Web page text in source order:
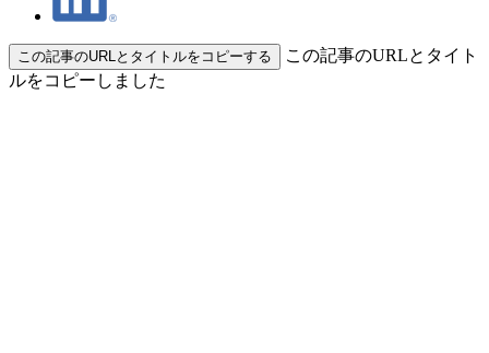
この記事のURLとタイトルをコピーする
この記事のURLとタイト
ルをコピーしました